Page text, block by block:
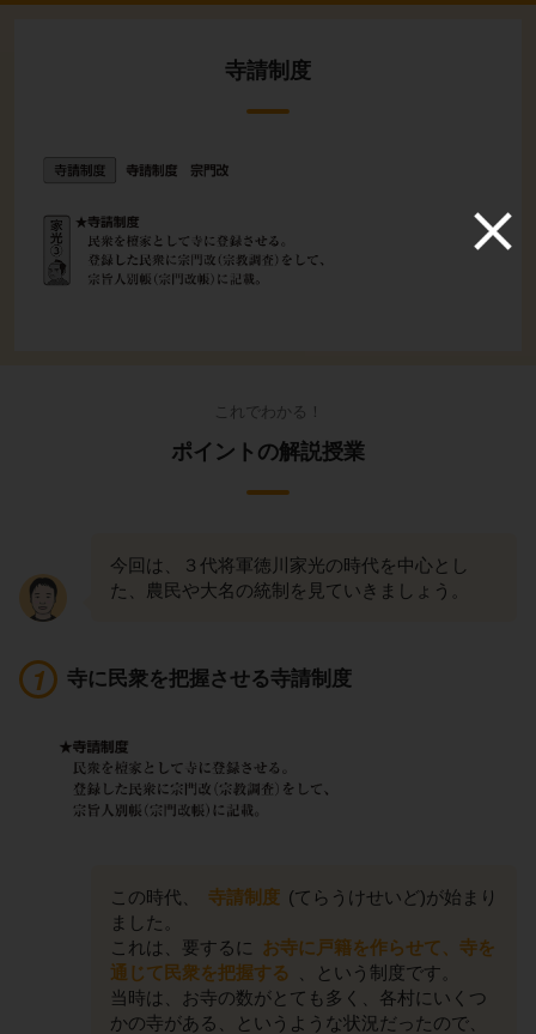
寺請制度
これでわかる！
ポイントの解説授業
今回は、３代将軍徳川家光の時代を中心とし
た、農民や大名の統制を見ていきましょう。
寺に民衆を把握させる寺請制度
この時代、 寺請制度 (てらうけせいど)が始まり
ました。
これは、要するに
お寺に戸籍を作らせて、寺を
通じて民衆を把握する
、という制度です。
当時は、お寺の数がとても多く、各村にいくつ
かの寺がある、というような状況だったので、